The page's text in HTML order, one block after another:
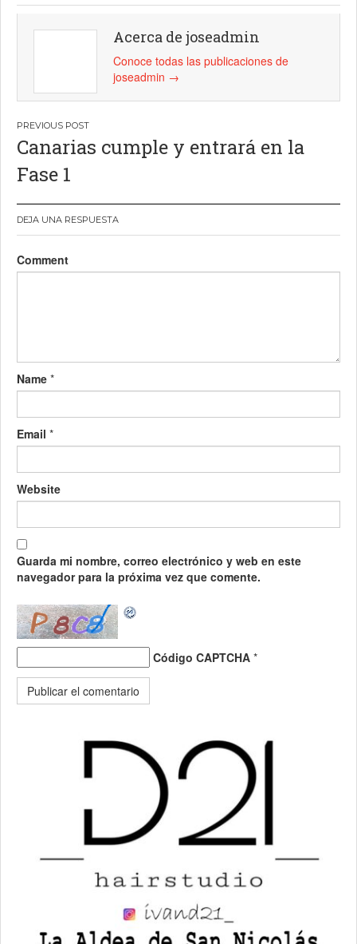
Acerca de joseadmin
Conoce todas las publicaciones de
joseadmin →
Navegación
de
entradas
Canarias cumple y entrará en la
Fase 1
DEJA UNA RESPUESTA
Comment
Name *
Email *
Website
Guarda mi nombre, correo electrónico y web en este
navegador para la próxima vez que comente.
Código CAPTCHA *